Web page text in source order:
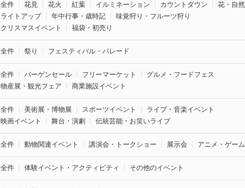
全件 花見 花火 紅葉 イルミネーション カウントダウン
花・自然
ライトアップ
年中行事・歳時記
味覚狩り・フルーツ狩り
クリスマスイベント
福袋・初売り
全件 祭り フェスティバル・パレード
全件 バーゲンセール フリーマーケット
グルメ・フードフェス
物産展・観光フェア
商業施設イベント
全件 美術展・博物展 スポーツイベント
ライブ・音楽イベント
映画イベント
舞台・演劇 伝統芸能・お笑いライブ
全件 動物関連イベント 講演会・トークショー 展示会 アニメ・ゲーム
全件 体験イベント・アクティビティ その他のイベント